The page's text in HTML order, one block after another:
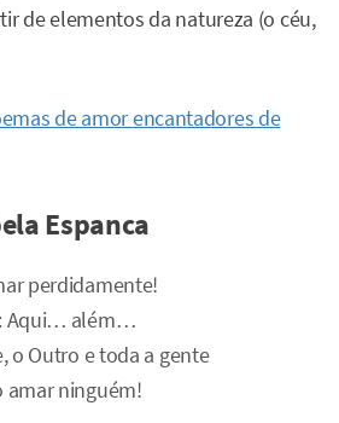
de elementos da natureza (o céu,
de amor encantadores de
Espanca
perdidamente!
Aqui… além…
o Outro e toda a gente
amar ninguém!